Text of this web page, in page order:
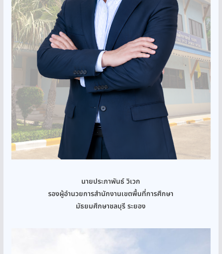
นายประภาพันธ์ วิเวก
รองผู้อำนวยการสำนักงานเขตพื้นที่การศึกษา
มัธยมศึกษาชลบุรี ระยอง